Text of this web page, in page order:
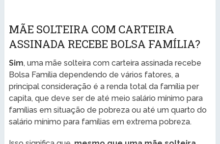
MÃE SOLTEIRA COM CARTEIRA
ASSINADA RECEBE BOLSA FAMÍLIA?
Sim, uma mãe solteira com carteira assinada recebe
Bolsa Família dependendo de vários fatores, a
principal consideração é a renda total da família per
capita, que deve ser de até meio salário mínimo para
famílias em situação de pobreza ou até um quarto do
salário mínimo para famílias em extrema pobreza.